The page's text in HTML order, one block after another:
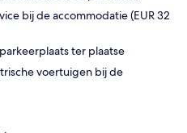
bij de accommodatie (EUR 32
ter plaatse
voertuigen bij de